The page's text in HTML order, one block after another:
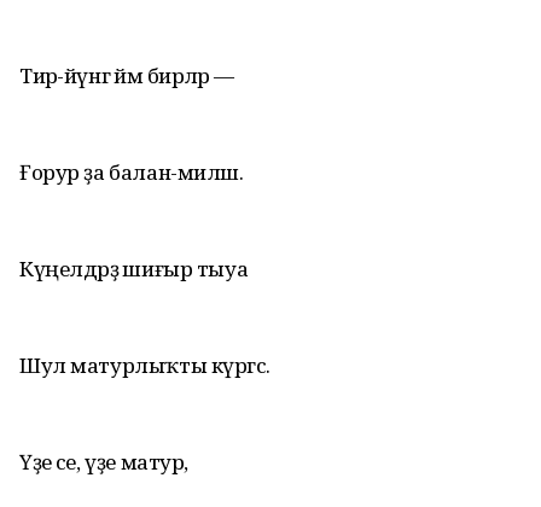
Тирә-йүнгә йәм бирәләр —
Ғорур ҙа балан-миләш.
Күңелдәрҙә шиғыр тыуа
Шул матурлыҡты күргәс.
Үҙе әсе, үҙе матур,